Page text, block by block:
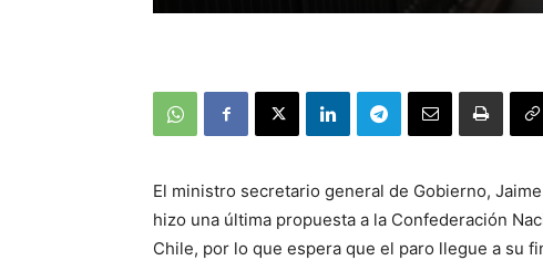
El ministro secretario general de Gobierno,
hizo una última propuesta a la Confederación
Chile, por lo que espera que el paro llegue a su